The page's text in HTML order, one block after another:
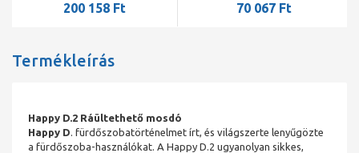
szelep, fehér
200 158 Ft 70 067 Ft
Termékleírás
Happy D.2 Ráültethető mosdó
Happy D. fürdőszobatörténelmet írt, és világszerte lenyűgözte
a fürdőszoba-használókat. A Happy D.2 ugyanolyan sikkes,